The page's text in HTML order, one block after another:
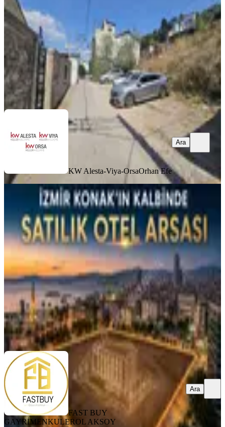
3.600.000 ₺
KW Alesta-Viya-Orsa Orhan Efe
Ara
KW Alesta-Viya-OrsaOrhan Efe
Ara
YOLA YAKIN
İzmir Konak Muhteşem Konumda
Kdvli Otel Arsası
Konak, Akdeniz Mahallesi
900 m²·Kanalizasyon, Yolu Açılmış·
722.222/m²·29.06.2026
650.000.000 ₺
FAST BUY GAYRİMENKULEROL AKSOY
Ara
FAST BUY
GAYRİMENKULEROL AKSOY
Ara